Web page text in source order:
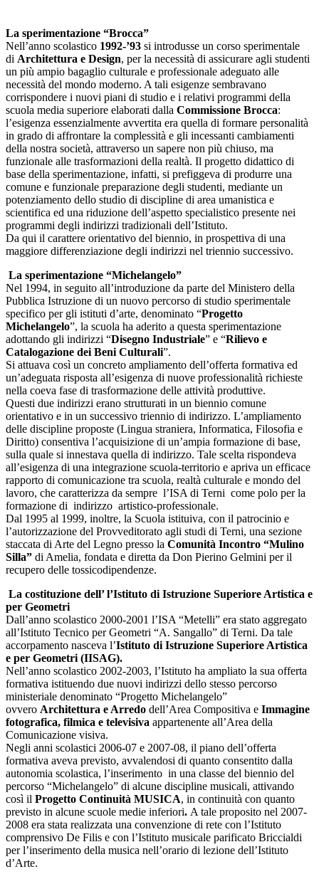
La sperimentazione “Brocca”
Nell’anno scolastico 1992-’93 si introdusse un corso sperimentale
di Architettura e Design, per la necessità di assicurare agli studenti
un più ampio bagaglio culturale e professionale adeguato alle
necessità del mondo moderno. A tali esigenze sembravano
corrispondere i nuovi piani di studio e i relativi programmi della
scuola media superiore elaborati dalla Commissione Brocca:
l’esigenza essenzialmente avvertita era quella di formare personalità
in grado di affrontare la complessità e gli incessanti cambiamenti
della nostra società, attraverso un sapere non più chiuso, ma
funzionale alle trasformazioni della realtà. Il progetto didattico di
base della sperimentazione, infatti, si prefiggeva di produrre una
comune e funzionale preparazione degli studenti, mediante un
potenziamento dello studio di discipline di area umanistica e
scientifica ed una riduzione dell’aspetto specialistico presente nei
programmi degli indirizzi tradizionali dell’Istituto.
Da qui il carattere orientativo del biennio, in prospettiva di una
maggiore differenziazione degli indirizzi nel triennio successivo.
La sperimentazione “Michelangelo”
Nel 1994, in seguito all’introduzione da parte del Ministero della
Pubblica Istruzione di un nuovo percorso di studio sperimentale
specifico per gli istituti d’arte, denominato “Progetto
Michelangelo”, la scuola ha aderito a questa sperimentazione
adottando gli indirizzi “Disegno Industriale” e “Rilievo e
Catalogazione dei Beni Culturali”.
Si attuava così un concreto ampliamento dell’offerta formativa ed
un’adeguata risposta all’esigenza di nuove professionalità richieste
nella coeva fase di trasformazione delle attività produttive.
Questi due indirizzi erano strutturati in un biennio comune
orientativo e in un successivo triennio di indirizzo. L’ampliamento
delle discipline proposte (Lingua straniera, Informatica, Filosofia e
Diritto) consentiva l’acquisizione di un’ampia formazione di base,
sulla quale si innestava quella di indirizzo. Tale scelta rispondeva
all’esigenza di una integrazione scuola-territorio e apriva un efficace
rapporto di comunicazione tra scuola, realtà culturale e mondo del
lavoro, che caratterizza da sempre l’ISA di Terni come polo per la
formazione di indirizzo artistico-professionale.
Dal 1995 al 1999, inoltre, la Scuola istituiva, con il patrocinio e
l’autorizzazione del Provveditorato agli studi di Terni, una sezione
staccata di Arte del Legno presso la Comunità Incontro “Mulino
Silla” di Amelia, fondata e diretta da Don Pierino Gelmini per il
recupero delle tossicodipendenze.
La costituzione dell’ l’Istituto di Istruzione Superiore Artistica e
per Geometri
Dall’anno scolastico 2000-2001 l’ISA “Metelli” era stato aggregato
all’Istituto Tecnico per Geometri “A. Sangallo” di Terni. Da tale
accorpamento nasceva l’Istituto di Istruzione Superiore Artistica
e per Geometri (IISAG).
Nell’anno scolastico 2002-2003, l’Istituto ha ampliato la sua offerta
formativa istituendo due nuovi indirizzi dello stesso percorso
ministeriale denominato “Progetto Michelangelo”
ovvero Architettura e Arredo dell’Area Compositiva e Immagine
fotografica, filmica e televisiva appartenente all’Area della
Comunicazione visiva.
Negli anni scolastici 2006-07 e 2007-08, il piano dell’offerta
formativa aveva previsto, avvalendosi di quanto consentito dalla
autonomia scolastica, l’inserimento in una classe del biennio del
percorso “Michelangelo” di alcune discipline musicali, attivando
così il Progetto Continuità MUSICA, in continuità con quanto
previsto in alcune scuole medie inferiori. A tale proposito nel 2007-
2008 era stata realizzata una convenzione di rete con l’Istituto
comprensivo De Filis e con l’Istituto musicale parificato Briccialdi
per l’inserimento della musica nell’orario di lezione dell’Istituto
d’Arte.